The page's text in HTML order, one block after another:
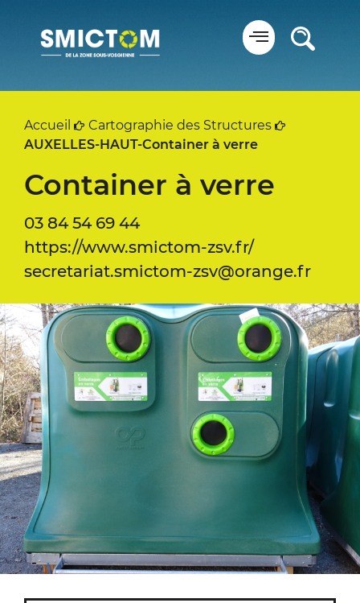
Accueil
Cartographie des Structures
AUXELLES-HAUT-Container à verre
Container à verre
03 84 54 69 44
https://www.smictom-zsv.fr/
secretariat.smictom-zsv@orange.fr